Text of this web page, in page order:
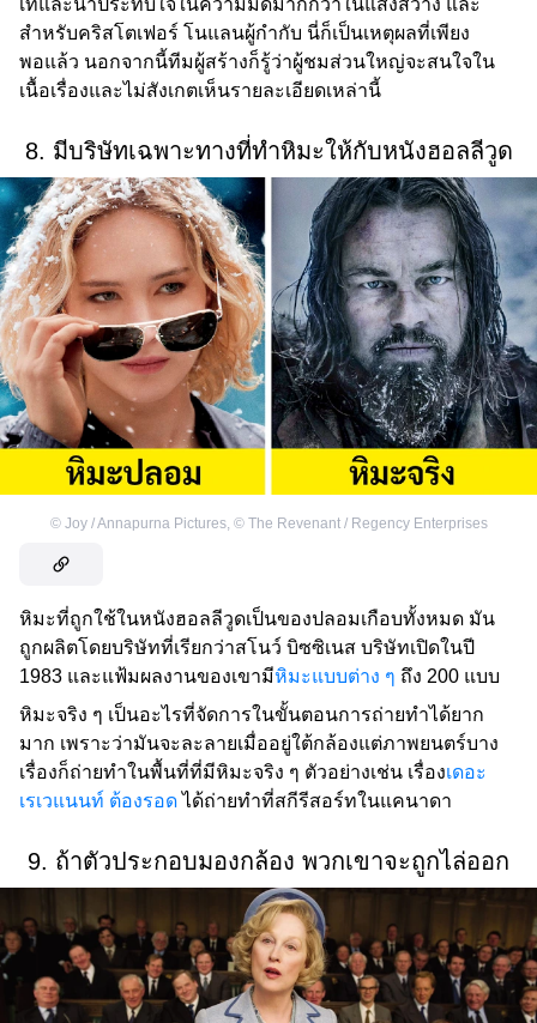
สำหรับคริสโตเฟอร์ โนแลนผู้กำกับ นี่ก็เป็นเหตุผลที่เพียง
พอแล้ว นอกจากนี้ทีมผู้สร้างก็รู้ว่าผู้ชมส่วนใหญ่จะสนใจใน
เนื้อเรื่องและไม่สังเกตเห็นรายละเอียดเหล่านี้
8. มีบริษัทเฉพาะทางที่ทำหิมะให้กับหนังฮอลลีวูด
© Joy / Annapurna Pictures, © The Revenant / Regency Enterprises
หิมะที่ถูกใช้ในหนังฮอลลีวูดเป็นของปลอมเกือบทั้งหมด มัน
ถูกผลิตโดยบริษัทที่เรียกว่าสโนว์ บิซซิเนส บริษัทเปิดในปี
1983 และแฟ้มผลงานของเขามีหิมะแบบต่าง ๆ ถึง 200 แบบ
หิมะจริง ๆ เป็นอะไรที่จัดการในขั้นตอนการถ่ายทำได้ยาก
มาก เพราะว่ามันจะละลายเมื่ออยู่ใต้กล้องแต่ภาพยนตร์บาง
เรื่องก็ถ่ายทำในพื้นที่ที่มีหิมะจริง ๆ ตัวอย่างเช่น เรื่องเดอะ
เรเวแนนท์ ต้องรอดได้ถ่ายทำที่สกีรีสอร์ทในแคนาดา
9. ถ้าตัวประกอบมองกล้อง พวกเขาจะถูกไล่ออก